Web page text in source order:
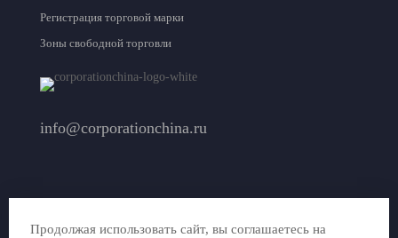
Регистрация торговой марки
Зоны свободной торговли
info@corporationchina.ru
Продолжая использовать сайт, вы соглашаетесь на